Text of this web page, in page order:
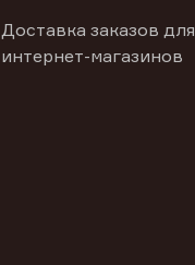
Доставка заказов для
интернет-магазинов